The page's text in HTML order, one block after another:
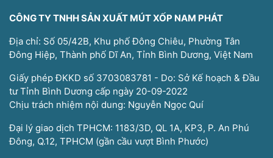
CÔNG TY TNHH SẢN XUẤT MÚT XỐP NAM PHÁT
Địa chỉ: Số 05/42B, Khu phố Đông Chiêu, Phường Tân
Đông Hiệp, Thành phố Dĩ An, Tỉnh Bình Dương, Việt Nam
Giấy phép ĐKKD số 3703083781 - Do: Sở Kế hoạch & Đầu
tư Tỉnh Bình Dương cấp ngày 20-09-2022
Chịu trách nhiệm nội dung: Nguyễn Ngọc Quí
Đại lý giao dịch TPHCM: 1183/3D, QL 1A, KP3, P. An Phú
Đông, Q.12, TPHCM (gần cầu vượt Bình Phước)